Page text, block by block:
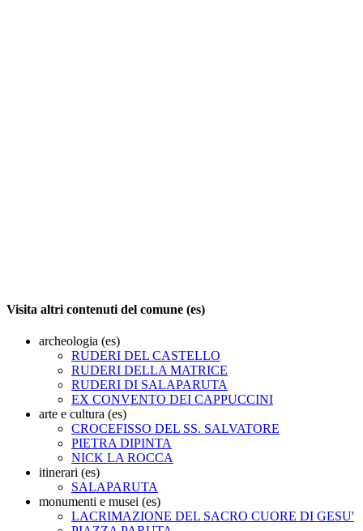
Visita altri contenuti del comune (es)
archeologia (es)
RUDERI DEL CASTELLO
RUDERI DELLA MATRICE
RUDERI DI SALAPARUTA
EX CONVENTO DEI CAPPUCCINI
arte e cultura (es)
CROCEFISSO DEL SS. SALVATORE
PIETRA DIPINTA
NICK LA ROCCA
itinerari (es)
SALAPARUTA
monumenti e musei (es)
LACRIMAZIONE DEL SACRO CUORE DI GESU'